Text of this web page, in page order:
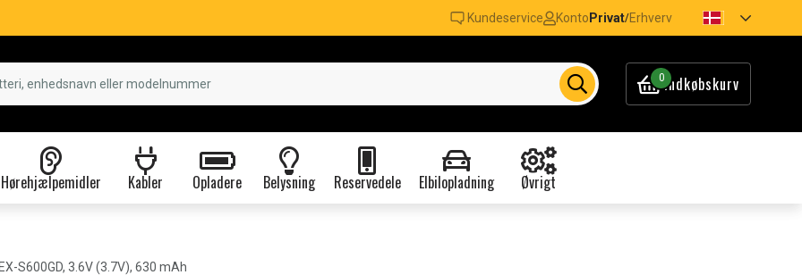
Kundeservice Konto Privat/Erhverv
0Indkøbskurv
Hørehjælpemidler Kabler Opladere Belysning Reservedele Elbilopladning Øvrigt
S600GD, 3.6V (3.7V), 630 mAh